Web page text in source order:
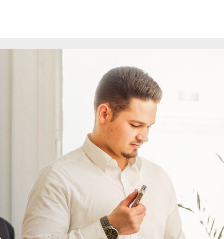
Referendariat für Studierende